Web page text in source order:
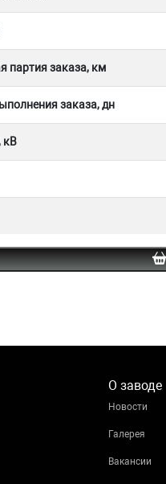
партия заказа, км
заказа, дн
кВ
О заводе
Новости
Галерея
Вакансии